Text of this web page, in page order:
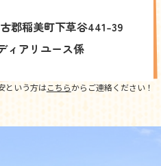
郡稲美町下草谷441-39
アリユース係
という方はこちらからご連絡ください！